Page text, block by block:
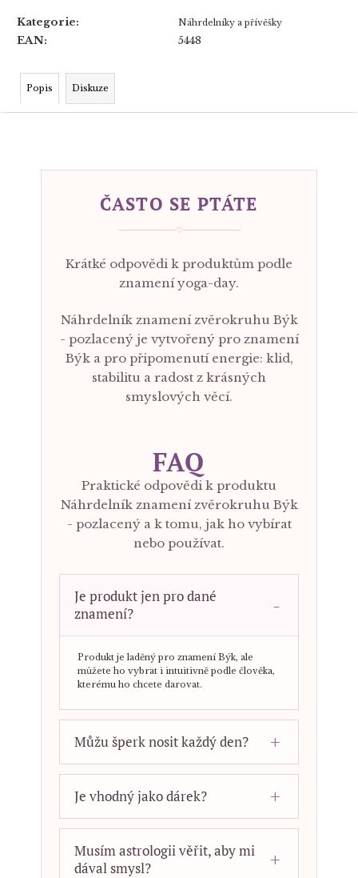
Kategorie: Náhrdelníky a přívěšky
EAN: 5448
Popis Diskuze
ČASTO SE PTÁTE
♡
Krátké odpovědi k produktům podle
znamení yoga-day.
Náhrdelník znamení zvěrokruhu Býk
- pozlacený je vytvořený pro znamení
Býk a pro připomenutí energie: klid,
stabilitu a radost z krásných
smyslových věcí.
FAQ
Praktické odpovědi k produktu
Náhrdelník znamení zvěrokruhu Býk
- pozlacený a k tomu, jak ho vybírat
nebo používat.
Je produkt jen pro dané
znamení?
Produkt je laděný pro znamení Býk, ale
můžete ho vybrat i intuitivně podle člověka,
kterému ho chcete darovat.
Můžu šperk nosit každý den?
Je vhodný jako dárek?
Musím astrologii věřit, aby mi
dával smysl?